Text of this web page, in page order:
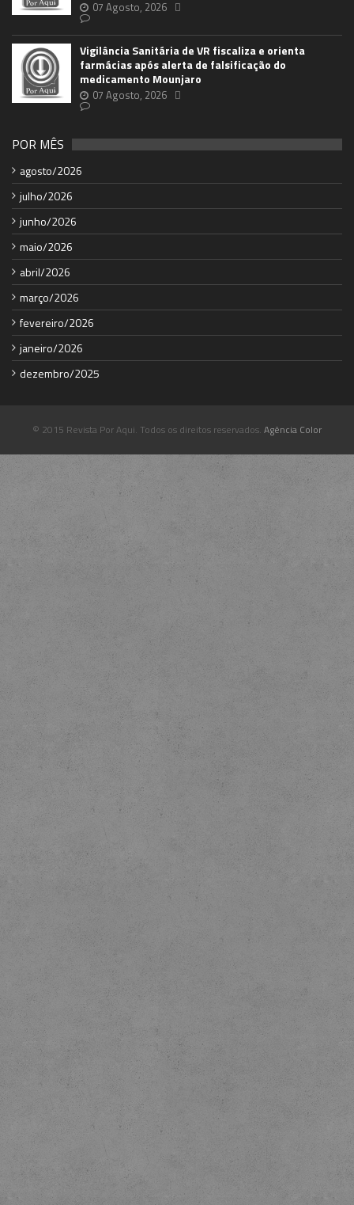
07 Agosto, 2026
Vigilância Sanitária de VR fiscaliza e orienta
farmácias após alerta de falsificação do
medicamento Mounjaro
07 Agosto, 2026
POR MÊS
agosto/2026
julho/2026
junho/2026
maio/2026
abril/2026
março/2026
fevereiro/2026
janeiro/2026
dezembro/2025
© 2015 Revista Por Aqui. Todos os direitos reservados. Agência Color